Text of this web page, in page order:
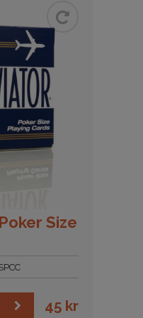
Size
45 kr